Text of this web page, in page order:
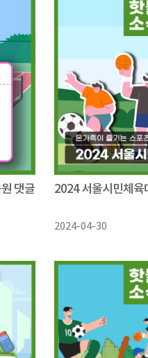
댓글
2024 서울시민체육
2024-04-30